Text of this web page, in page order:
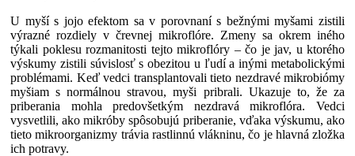
U myší s jojo efektom sa v porovnaní s bežnými myšami zistili
výrazné rozdiely v črevnej mikroflóre. Zmeny sa okrem iného
týkali poklesu rozmanitosti tejto mikroflóry – čo je jav, u ktorého
výskumy zistili súvislosť s obezitou u ľudí a inými metabolickými
problémami. Keď vedci transplantovali tieto nezdravé mikrobiómy
myšiam s normálnou stravou, myši pribrali. Ukazuje to, že za
priberania mohla predovšetkým nezdravá mikroflóra. Vedci
vysvetlili, ako mikróby spôsobujú priberanie, vďaka výskumu, ako
tieto mikroorganizmy trávia rastlinnú vlákninu, čo je hlavná zložka
ich potravy.